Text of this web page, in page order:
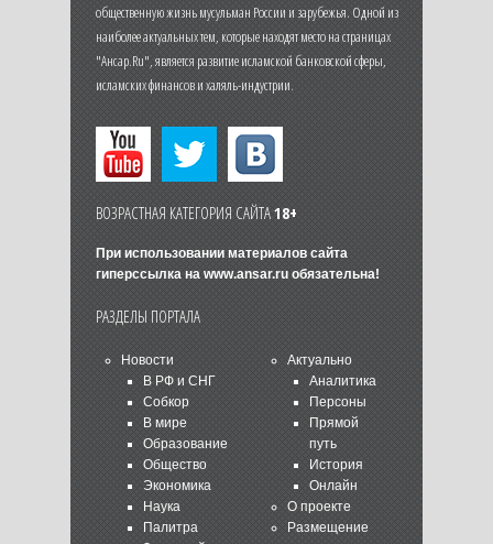
общественную жизнь мусульман России и зарубежья. Одной из
наиболее актуальных тем, которые находят место на страницах
"Ансар.Ru", является развитие исламской банковской сферы,
исламских финансов и халяль-индустрии.
ВОЗРАСТНАЯ КАТЕГОРИЯ САЙТА18+
При использовании материалов сайта
гиперссылка на www.ansar.ruобязательна!
РАЗДЕЛЫ ПОРТАЛА
Новости
В РФ и СНГ
Собкор
В мире
Образование
Общество
Экономика
Наука
Палитра
Актуально
Аналитика
Персоны
Прямой
путь
История
Онлайн
О проекте
Размещение